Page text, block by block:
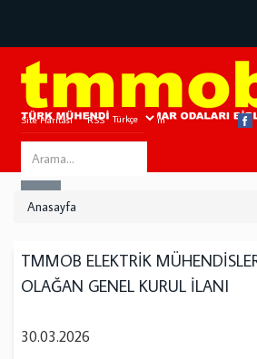
Site Haritası RSS Bize Ulaşın
Search
this
Anasayfa
TMMOB ELEKTRİK
OLAĞAN GENEL KURUL İLANI
30.03.2026